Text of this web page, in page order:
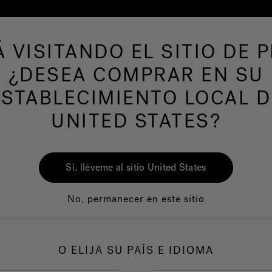
hidromasaje Más productos Nuestra
Servicio al
VISITANDO EL SITIO DE
¿DESEA COMPRAR EN SU
LOCAL
UNITED STATES?
Sí, lléveme al sitio United States
No, permanecer en este sitio
O ELIJA SU PAÍS E IDIOMA